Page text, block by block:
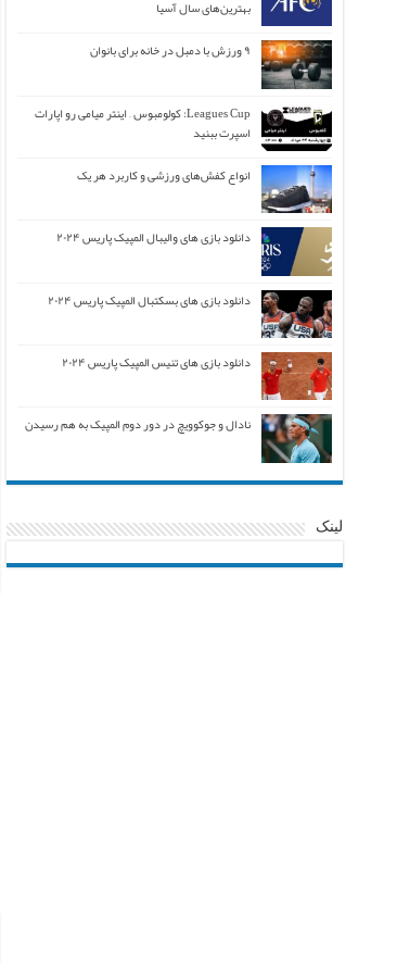
بهترین‌های سال آسیا
۹ ورزش با دمبل در خانه برای بانوان
Leagues Cup: کولومبوس – اینتر میامی رو اپارات
اسپرت ببنید
انواع کفش‌های ورزشی و کاربرد هر یک
دانلود بازی های والیبال المپیک پاریس ۲۰۲۴
دانلود بازی های بسکتبال المپیک پاریس ۲۰۲۴
دانلود بازی های تنیس المپیک پاریس ۲۰۲۴
نادال و جوکوویچ در دور دوم المپیک به هم رسیدن
لینک